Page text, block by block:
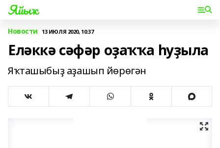
Яйыҡ
Новости 13 ИЮЛЯ 2020, 10:37
Еләккә сәфәр оҙаҡҡа һуҙыла
Яҡташыбыҙ аҙашып йөрөгән